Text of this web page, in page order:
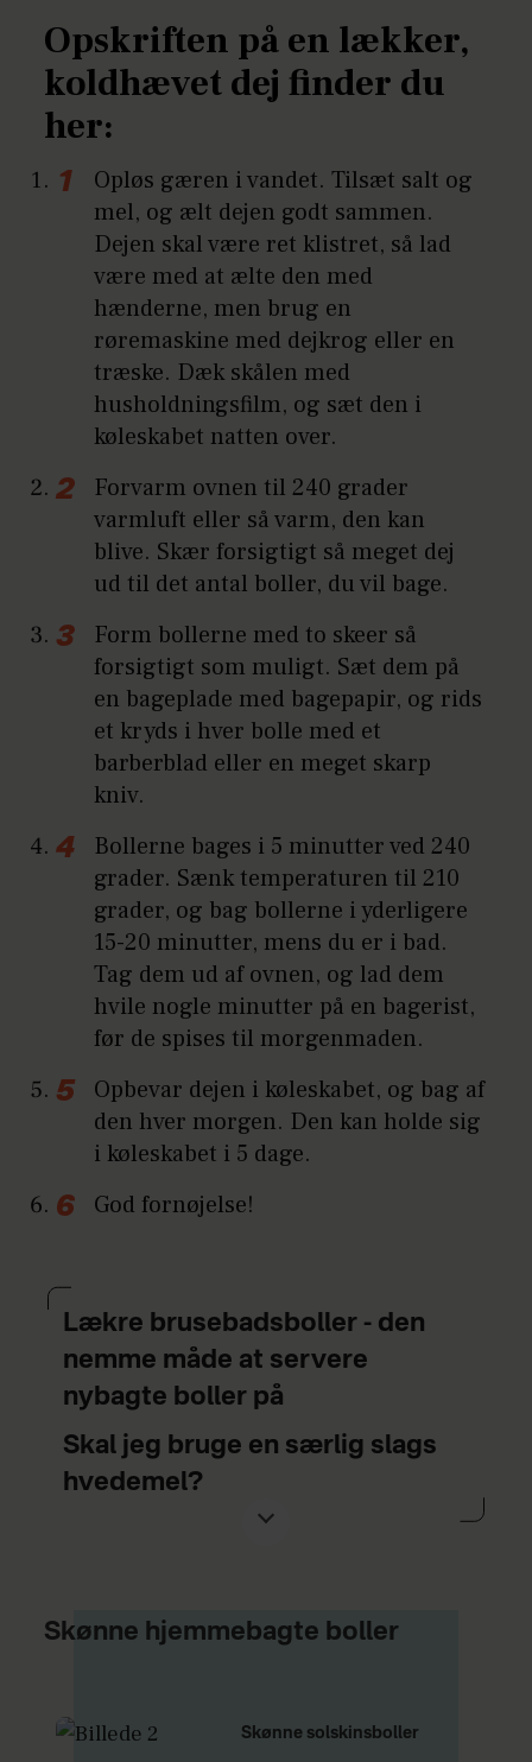
Opskriften på en lækker,
koldhævet dej finder du
her:
Opløs gæren i vandet. Tilsæt salt og
mel, og ælt dejen godt sammen.
Dejen skal være ret klistret, så lad
være med at ælte den med
hænderne, men brug en
røremaskine med dejkrog eller en
træske. Dæk skålen med
husholdningsfilm, og sæt den i
køleskabet natten over.
Forvarm ovnen til 240 grader
varmluft eller så varm, den kan
blive. Skær forsigtigt så meget dej
ud til det antal boller, du vil bage.
Form bollerne med to skeer så
forsigtigt som muligt. Sæt dem på
en bageplade med bagepapir, og rids
et kryds i hver bolle med et
barberblad eller en meget skarp
kniv.
Bollerne bages i 5 minutter ved 240
grader. Sænk temperaturen til 210
grader, og bag bollerne i yderligere
15-20 minutter, mens du er i bad.
Tag dem ud af ovnen, og lad dem
hvile nogle minutter på en bagerist,
før de spises til morgenmaden.
Opbevar dejen i køleskabet, og bag af
den hver morgen. Den kan holde sig
i køleskabet i 5 dage.
God fornøjelse!
Lækre brusebadsboller - den
nemme måde at servere
nybagte boller på
Skal jeg bruge en særlig slags
hvedemel?
Kan man bruge andet end
mel som fx. grahamsmel, pizzamel,
Skønne hjemmebagte boller
Skønne solskinsboller